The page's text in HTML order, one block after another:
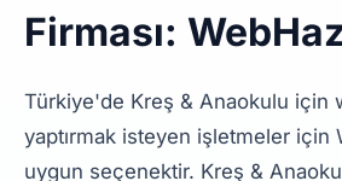
Firması:
Türkiye'de Kreş & Anaokulu için
yaptırmak isteyen işletmeler için
uygun seçenektir. Kreş &